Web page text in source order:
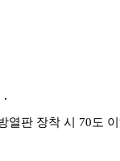
열판 장착 시 70도